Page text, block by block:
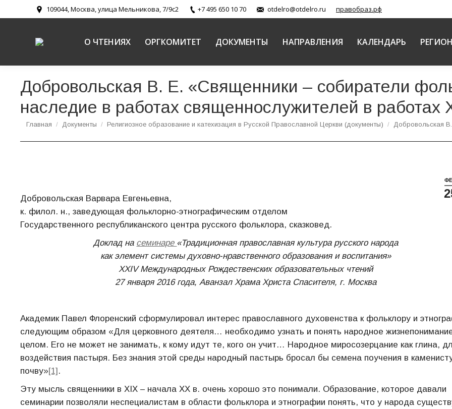
109044, Москва, улица Мельникова, 7/9с2 +7 495 650 10 70 otdelro@otdelro.ru правобраз.рф
О ЧТЕНИЯХ ОРГКОМИТЕТ ДОКУМЕНТЫ НАПРАВЛЕНИЯ КАЛЕНДАРЬ
Добровольская В. Е. «Священники – собиратели
наследие в работах священнослужителей в работах
Вы здесь:
Главная Документы Религиозное образование и катехизация в Русской Православной Церкви (документы) Добровольская
Добровольская Варвара Евгеньевна,
к. филол. н., заведующая фольклорно-этнографическим отделом
Государственного республиканского центра русского фольклора, сказковед.
Доклад на семинаре «Традиционная православная культура русского народа
как элемент системы духовно-нравственного образования и воспитания»
XXIV Международных Рождественских образовательных чтений
27 января 2016 года, Аванзал Храма Христа Спасителя, г. Москва
Академик Павел Флоренский сформулировал интерес православного духовенства к фольклору и
следующим образом «Для церковного деятеля… необходимо узнать и понять народное
целом. Его не может не занимать, к кому идут те, кого он учит… Народное миросозерцание как глина,
воздействия пастыря. Без знания этой среды народный пастырь бросал бы семена поучения в
почву»[1].
Эту мысль священники в XIX – начала ХХ в. очень хорошо это понимали. Образование, которое давали
семинарии позволяли неспециалистам в области фольклора и этнографии понять, что у народа